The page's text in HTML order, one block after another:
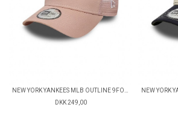
NEW YORK YANKEES MLB OUTLINE 9FORTY TRUCKER CAP
DKK 249,00